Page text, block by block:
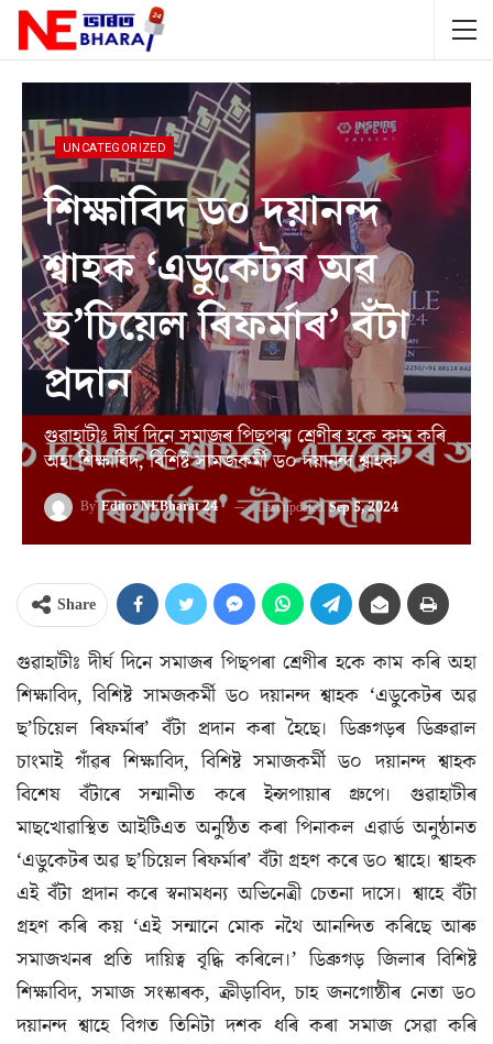
UNCATEGORIZED
শিক্ষাবিদ ড০ দয়ানন্দ
শ্বাহক ‘এডুকেটৰ অৱ
ছ’চিয়েল ৰিফৰ্মাৰ’ বঁটা
প্ৰদান
গুৱাহাটীঃ দীৰ্ঘ দিনে সমাজৰ পিছপৰা শ্ৰেণীৰ হকে কাম কৰি
অহা শিক্ষাবিদ, বিশিষ্ট সামজকৰ্মী ড০ দয়ানন্দ শ্বাহক
ByEditor NEBharat 24 Last updatedSep 5, 2024
Share
গুৱাহাটীঃ দীৰ্ঘ দিনে সমাজৰ পিছপৰা শ্ৰেণীৰ হকে কাম কৰি অহা
শিক্ষাবিদ, বিশিষ্ট সামজকৰ্মী ড০ দয়ানন্দ শ্বাহক ‘এডুকেটৰ অৱ
ছ’চিয়েল ৰিফৰ্মাৰ’ বঁটা প্ৰদান কৰা হৈছে। ডিব্ৰুগড়ৰ ডিব্ৰুৱাল
চাংমাই গাঁৱৰ শিক্ষাবিদ, বিশিষ্ট সমাজকৰ্মী ড০ দয়ানন্দ শ্বাহক
বিশেষ বঁটাৰে সন্মানীত কৰে ইন্সপায়াৰ গ্ৰুপে। গুৱাহাটীৰ
মাছখোৱাস্থিত আইটিএত অনুষ্ঠিত কৰা পিনাকল এৱাৰ্ড অনুষ্ঠানত
‘এডুকেটৰ অৱ ছ’চিয়েল ৰিফৰ্মাৰ’ বঁটা গ্ৰহণ কৰে ড০ শ্বাহে। শ্বাহক
এই বঁটা প্ৰদান কৰে স্বনামধন্য অভিনেত্ৰী চেতনা দাসে। শ্বাহে বঁটা
গ্ৰহণ কৰি কয় ‘এই সন্মানে মোক নথৈ আনন্দিত কৰিছে আৰু
সমাজখনৰ প্ৰতি দায়িত্ব বৃদ্ধি কৰিলে।’ ডিব্ৰুগড় জিলাৰ বিশিষ্ট
শিক্ষাবিদ, সমাজ সংস্কাৰক, ক্ৰীড়াবিদ, চাহ জনগোষ্ঠীৰ নেতা ড০
দয়ানন্দ শ্বাহে বিগত তিনিটা দশক ধৰি কৰা সমাজ সেৱা কৰি